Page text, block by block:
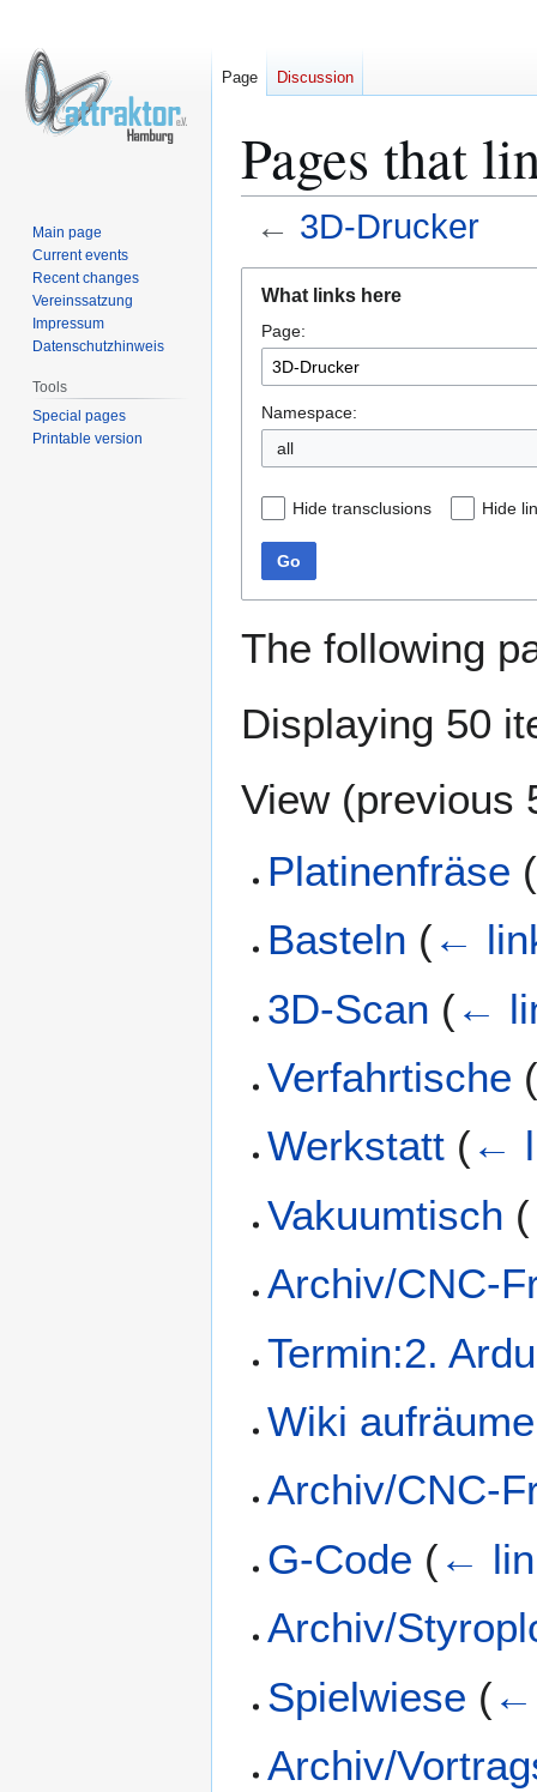
Pages that
← 3D-Drucker
navigation
search
What links here
Page:
Namespace:
all
Hide transclusions Hide
Go
The following
Displaying 50
View (previous
Platinenfräse (
Basteln (←
3D-Scan (←
Verfahrtische
Werkstatt (←
Vakuumtisch (
Archiv/CNC-
Termin:2.
Wiki
Archiv/CNC-
G-Code (←
Archiv/
Spielwiese (←
Archiv/
Page Discussion
Main page
Current events
Recent changes
Vereinssatzung
Impressum
Datenschutzhinweis
Tools
Special pages
Printable version